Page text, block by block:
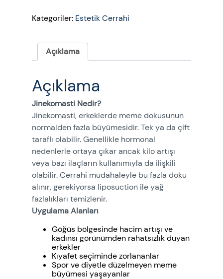
Kategoriler: Estetik Cerrahi
Açıklama
Açıklama
Jinekomasti Nedir?
Jinekomasti, erkeklerde meme dokusunun
normalden fazla büyümesidir. Tek ya da çift
taraflı olabilir. Genellikle hormonal
nedenlerle ortaya çıkar ancak kilo artışı
veya bazı ilaçların kullanımıyla da ilişkili
olabilir. Cerrahi müdahaleyle bu fazla doku
alınır, gerekiyorsa liposuction ile yağ
fazlalıkları temizlenir.
Uygulama Alanları
Göğüs bölgesinde hacim artışı ve
kadınsı görünümden rahatsızlık duyan
erkekler
Kıyafet seçiminde zorlananlar
Spor ve diyetle düzelmeyen meme
büyümesi yaşayanlar